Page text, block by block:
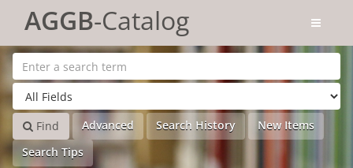
46,065
AGGB-Catalog
Find Advanced Search History
New Items
Search Tips